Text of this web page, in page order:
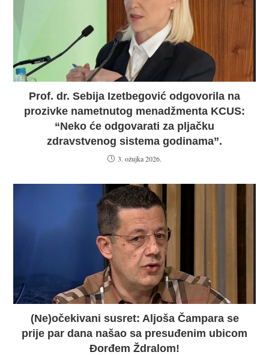
Prof. dr. Sebija Izetbegović odgovorila na
prozivke nametnutog menadžmenta KCUS:
“Neko će odgovarati za pljačku
zdravstvenog sistema godinama”.
3. ožujka 2026.
(Ne)očekivani susret: Aljoša Čampara se
prije par dana našao sa presuđenim ubicom
Đorđem Ždralom!